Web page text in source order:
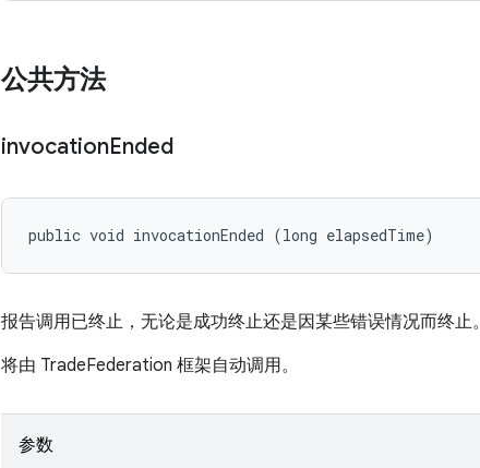
公共方法
invocationEnded
public void invocationEnded (long elapsedTime)
报告调用已终止，无论是成功终止还是因某些错误情况而终止。
将由 TradeFederation 框架自动调用。
参数